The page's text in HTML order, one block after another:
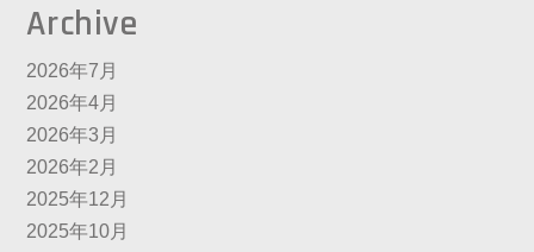
Archive
2026年7月
2026年4月
2026年3月
2026年2月
2025年12月
2025年10月